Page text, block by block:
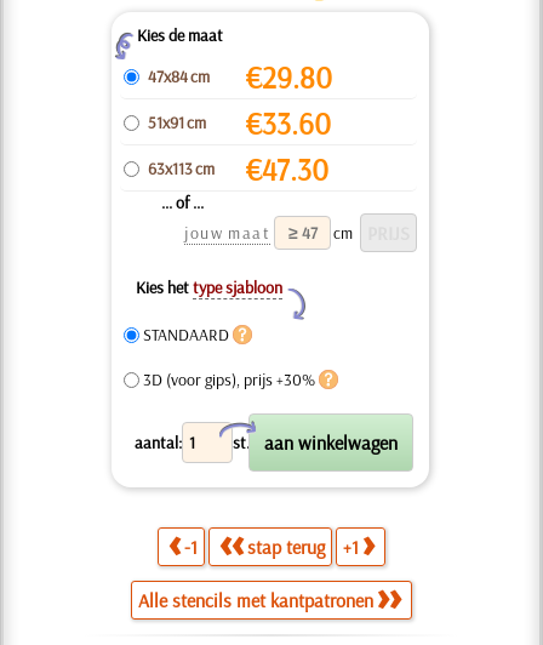
ZKies de maat
47x84 cm
€29.80
51x91 cm €33.60
63x113 cm €47.30
... of ...
jouw maat
cm
Kies hettype sjabloon
Y
STANDAARD
3D (voor gips), prijs +30%
aantal: st.
X
-1 stap terug +1
Alle stencils met kantpatronen